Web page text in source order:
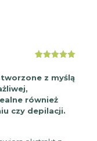
na 5
na
oceny
klienta
z myślą
również
czy depilacji.